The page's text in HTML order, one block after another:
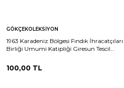
GÖKÇEKOLEKSIYON
1963 Karadeniz Bölgesi Fındık İhracatçıları
Birliği Umumi Katipliği Giresun Tescil
İmzalı Damga Pullu EFM(N)12105
100,00 TL